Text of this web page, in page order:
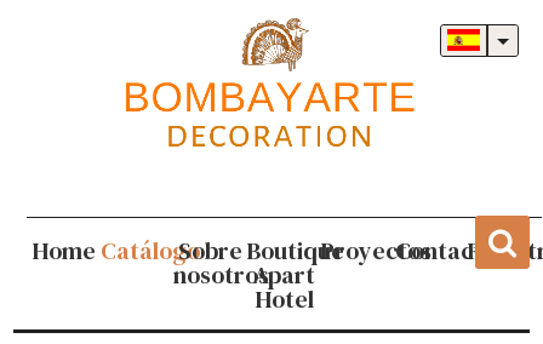
Home CatálogoSobre
nosotros
Boutique
Apart
Hotel
ProyectosContacto